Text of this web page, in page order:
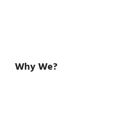
Why We?